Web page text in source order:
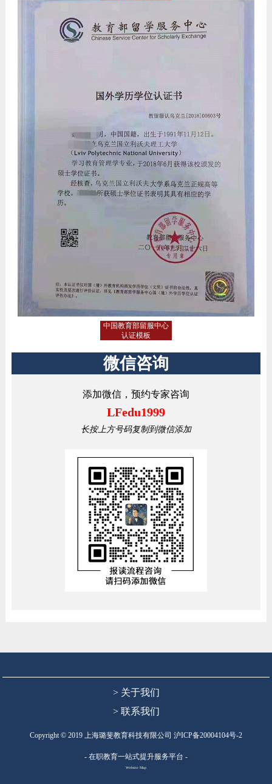
中国教育部留服中心
认证模板
微信咨询
添加微信，预约专家咨询
LFedu1999
长按上方号码复制到微信添加
> 关于我们
> 联系我们
Copyright © 2019 上海璐斐教育科技有限公司 沪ICP备20004104号-2
- 在职教育一站式提升服务平台 -
Website Map